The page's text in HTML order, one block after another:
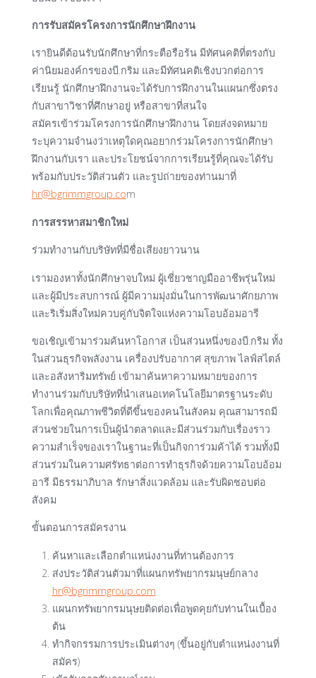
การรับสมัครโครงการนักศึกษาฝึกงาน
เรายินดีต้อนรับนักศึกษาที่กระตือรือร้น มีทัศนคติที่ตรงกับ
ค่านิยมองค์กรของบี.กริม และมีทัศนคติเชิงบวกต่อการ
เรียนรู้ นักศึกษาฝึกงานจะได้รับการฝึกงานในแผนกซึ่งตรง
กับสาขาวิชาที่ศึกษาอยู่ หรือสาขาที่สนใจ
สมัครเข้าร่วมโครงการนักศึกษาฝึกงาน โดยส่งจดหมาย
ระบุความจำนงว่าเหตุใดคุณอยากร่วมโครงการนักศึกษา
ฝึกงานกับเรา และประโยชน์จากการเรียนรู้ที่คุณจะได้รับ
พร้อมกับประวัติส่วนตัว และรูปถ่ายของท่านมาที่
hr@bgrimmgroup.com
การสรรหาสมาชิกใหม่
ร่วมทำงานกับบริษัทที่มีชื่อเสียงยาวนาน
เรามองหาทั้งนักศึกษาจบใหม่ ผู้เชี่ยวชาญมืออาชีพรุ่นใหม่
และผู้มีประสบการณ์ ผู้มีความมุ่งมั่นในการพัฒนาศักยภาพ
และริเริ่มสิ่งใหม่ควบคู่กับจิตใจแห่งความโอบอ้อมอารี
ขอเชิญเข้ามาร่วมค้นหาโอกาส เป็นส่วนหนึ่งของบี.กริม ทั้ง
ในส่วนธุรกิจพลังงาน เครื่องปรับอากาศ สุขภาพ ไลฟ์สไตล์
และอสังหาริมทรัพย์ เข้ามาค้นหาความหมายของการ
ทำงานร่วมกับบริษัทที่นำเสนอเทคโนโลยีมาตรฐานระดับ
โลกเพื่อคุณภาพชีวิตที่ดีขึ้นของคนในสังคม คุณสามารถมี
ส่วนช่วยในการเป็นผู้นำตลาดและมีส่วนร่วมกับเรื่องราว
ความสำเร็จของเราในฐานะที่เป็นกิจการ่วมค้าได้ รวมทั้งมี
ส่วนร่วมในความศรัทธาต่อการทำธุรกิจด้วยความโอบอ้อม
อารี มีธรรมาภิบาล รักษาสิ่งแวดล้อม และรับผิดชอบต่อ
สังคม
ขั้นตอนการสมัครงาน
ค้นหาและเลือกตำแหน่งงานที่ท่านต้องการ
ส่งประวัติส่วนตัวมาที่แผนกทรัพยากรมนุษย์กลาง
hr@bgrimmgroup.com
แผนกทรัพยากรมนุษยติดต่อเพื่อพูดคุยกับท่านในเบื้อง
ต้น
ทำกิจกรรมการประเมินต่างๆ (ขึ้นอยู่กับตำแหน่งงานที่
สมัคร)